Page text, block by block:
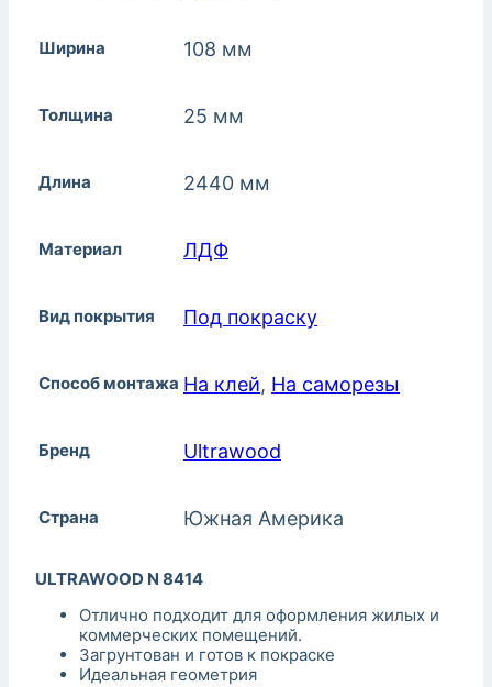
Ширина 108 мм
Толщина 25 мм
Длина 2440 мм
Материал ЛДФ
Вид покрытия Под покраску
Способ монтажа На клей, На саморезы
Бренд Ultrawood
Страна Южная Америка
ULTRAWOOD N 8414
Отлично подходит для оформления жилых и
коммерческих помещений.
Загрунтован и готов к покраске
Идеальная геометрия